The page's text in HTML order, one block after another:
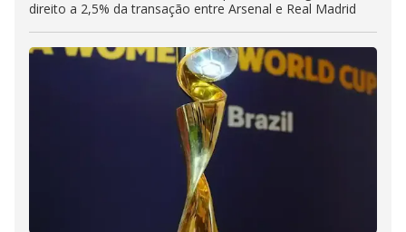
direito a 2,5% da transação entre Arsenal e Real Madrid